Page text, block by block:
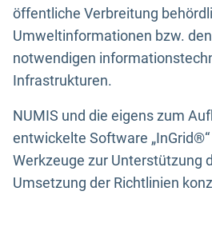
öffentliche Verbreitung
Umweltinformationen bzw.
notwendigen
Infrastrukturen.
NUMIS und die eigens zum
entwickelte Software
Werkzeuge zur Unterstützung
Umsetzung der Richtlinien